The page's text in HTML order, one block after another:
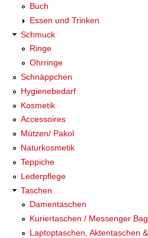
Buch
Essen und Trinken
Schmuck
Ringe
Ohrringe
Schnäppchen
Hygienebedarf
Kosmetik
Accessoires
Mützen/ Pakol
Naturkosmetik
Teppiche
Lederpflege
Taschen
Damentaschen
Kuriertaschen / Messenger
Laptoptaschen, Aktentaschen